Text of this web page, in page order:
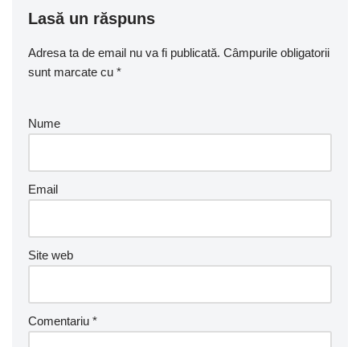
Lasă un răspuns
Adresa ta de email nu va fi publicată. Câmpurile obligatorii
sunt marcate cu *
Nume
Email
Site web
Comentariu *